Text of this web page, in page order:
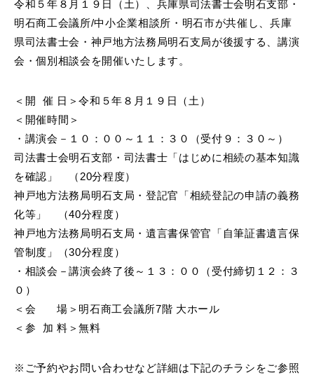
令和５年８月１９日（土）、兵庫県司法書士会明石支部・
明石商工会議所/中小企業相談所・明石市が共催し、兵庫
県司法書士会・神戸地方法務局明石支局が後援する、講演
会・個別相談会を開催いたします。
＜開 催 日＞令和５年８月１９日（土）
＜開催時間＞
・講演会－１０：００～１１：３０（受付９：３０～）
司法書士会明石支部・司法書士「はじめに相続の基本知識
を確認」 （20分程度）
神戸地方法務局明石支局・登記官「相続登記の申請の義務
化等」 （40分程度）
神戸地方法務局明石支局・遺言書保管官「自筆証書遺言保
管制度」（30分程度）
・相談会－講演会終了後～１３：００（受付締切１２：３
０）
＜会 場＞明石商工会議所7階 大ホール
＜参 加 料＞無料
※ご予約やお問い合わせなど詳細は下記のチラシをご参照